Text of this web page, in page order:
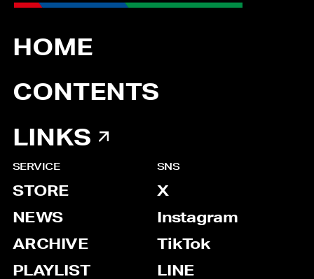
HOME
CONTENTS
LINKS
SERVICE
STORE
NEWS
ARCHIVE
PLAYLIST
SNS
X
Instagram
TikTok
LINE